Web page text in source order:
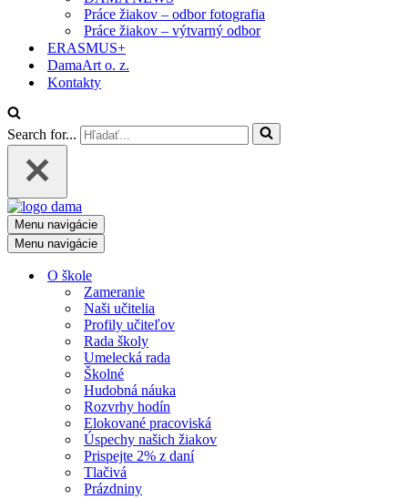
Práce žiakov – odbor fotografia
Práce žiakov – výtvarný odbor
ERASMUS+
DamaArt o. z.
Kontakty
Search for...
Menu navigácie
Menu navigácie
O škole
Zameranie
Naši učitelia
Profily učiteľov
Rada školy
Umelecká rada
Školné
Hudobná náuka
Rozvrhy hodín
Elokované pracoviská
Úspechy našich žiakov
Prispejte 2% z daní
Tlačivá
Prázdniny